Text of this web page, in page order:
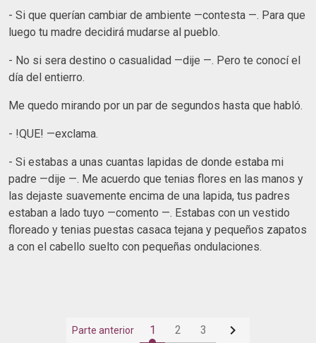
- Si que querían cambiar de ambiente —contesta —. Para que
luego tu madre decidirá mudarse al pueblo.
- No si sera destino o casualidad —dije —. Pero te conocí el
día del entierro.
Me quedo mirando por un par de segundos hasta que habló.
- !QUE! —exclama.
- Si estabas a unas cuantas lapidas de donde estaba mi
padre —dije —. Me acuerdo que tenias flores en las manos y
las dejaste suavemente encima de una lapida, tus padres
estaban a lado tuyo —comento —. Estabas con un vestido
floreado y tenias puestas casaca tejana y pequeños zapatos
a con el cabello suelto con pequeñas ondulaciones.
Parte anterior 1 2 3 